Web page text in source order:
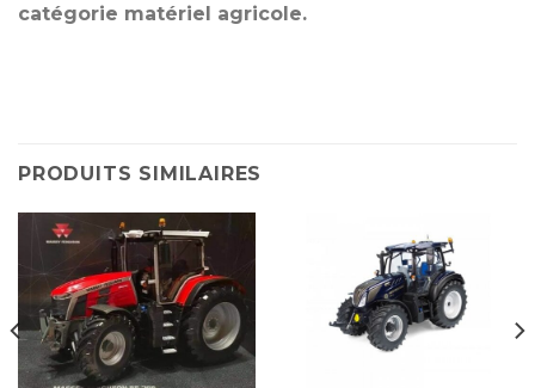
catégorie matériel agricole.
PRODUITS SIMILAIRES